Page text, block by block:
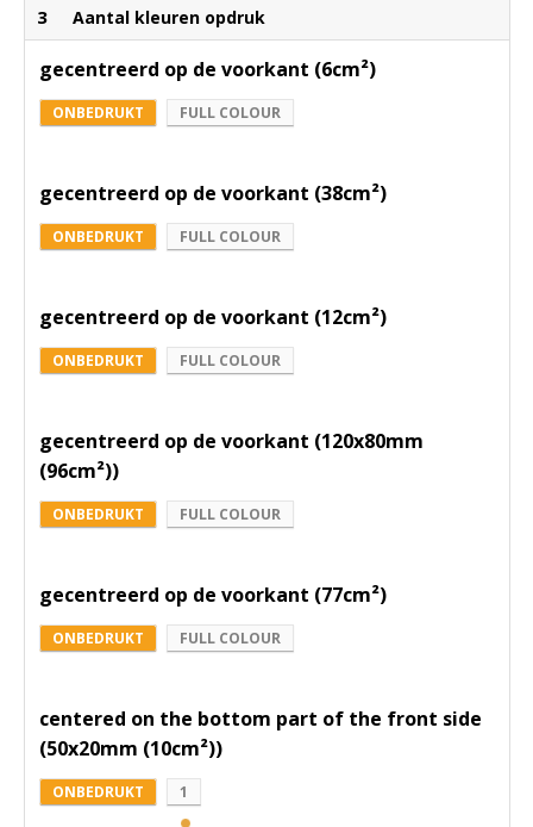
3 Aantal kleuren opdruk
gecentreerd op de voorkant (6cm²)
ONBEDRUKT FULL COLOUR
gecentreerd op de voorkant (38cm²)
ONBEDRUKT FULL COLOUR
gecentreerd op de voorkant (12cm²)
ONBEDRUKT FULL COLOUR
gecentreerd op de voorkant (120x80mm
(96cm²))
ONBEDRUKT FULL COLOUR
gecentreerd op de voorkant (77cm²)
ONBEDRUKT FULL COLOUR
centered on the bottom part of the front side
(50x20mm (10cm²))
ONBEDRUKT 1